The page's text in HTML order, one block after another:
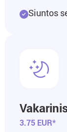
Siuntos
3.75 EUR*